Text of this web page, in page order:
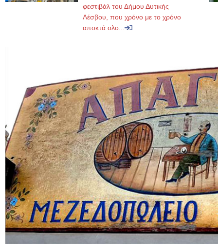
φεστιβάλ του Δήμου Δυτικής
Λέσβου, που χρόνο με το χρόνο
αποκτά ολο...